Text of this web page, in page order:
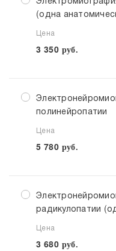
(одна
Цена
3 350 руб.
полинейропатии
Цена
5 780 руб.
радикулопатии
Цена
3 680 руб.